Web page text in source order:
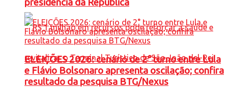
presidência da República
ELEIÇÕES 2026: cenário de 2° turno entre Lula
e Flávio Bolsonaro apresenta oscilação; confira
resultado da pesquisa BTG/Nexus